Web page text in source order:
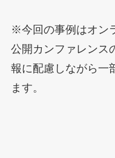
※今回の事例はオン
公開カンファレンス
報に配慮しながら一
ます。